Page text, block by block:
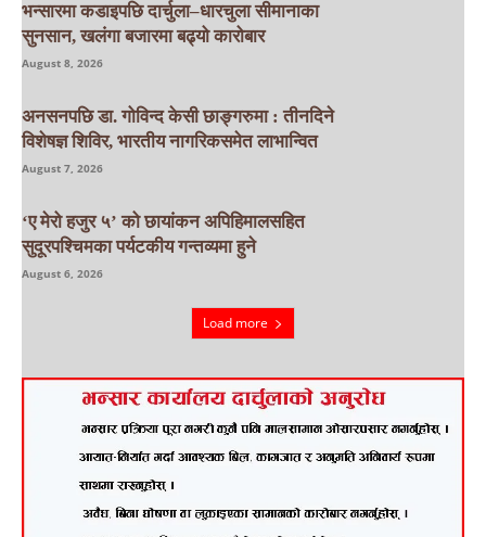
भन्सारमा कडाइपछि दार्चुला–धारचुला सीमानाका
सुनसान, खलंगा बजारमा बढ्यो कारोबार
August 8, 2026
अनसनपछि डा. गोविन्द केसी छाङ्गरुमा : तीनदिने
विशेषज्ञ शिविर, भारतीय नागरिकसमेत लाभान्वित
August 7, 2026
‘ए मेरो हजुर ५’ को छायांकन अपिहिमालसहित
सुदूरपश्चिमका पर्यटकीय गन्तव्यमा हुने
August 6, 2026
Load more